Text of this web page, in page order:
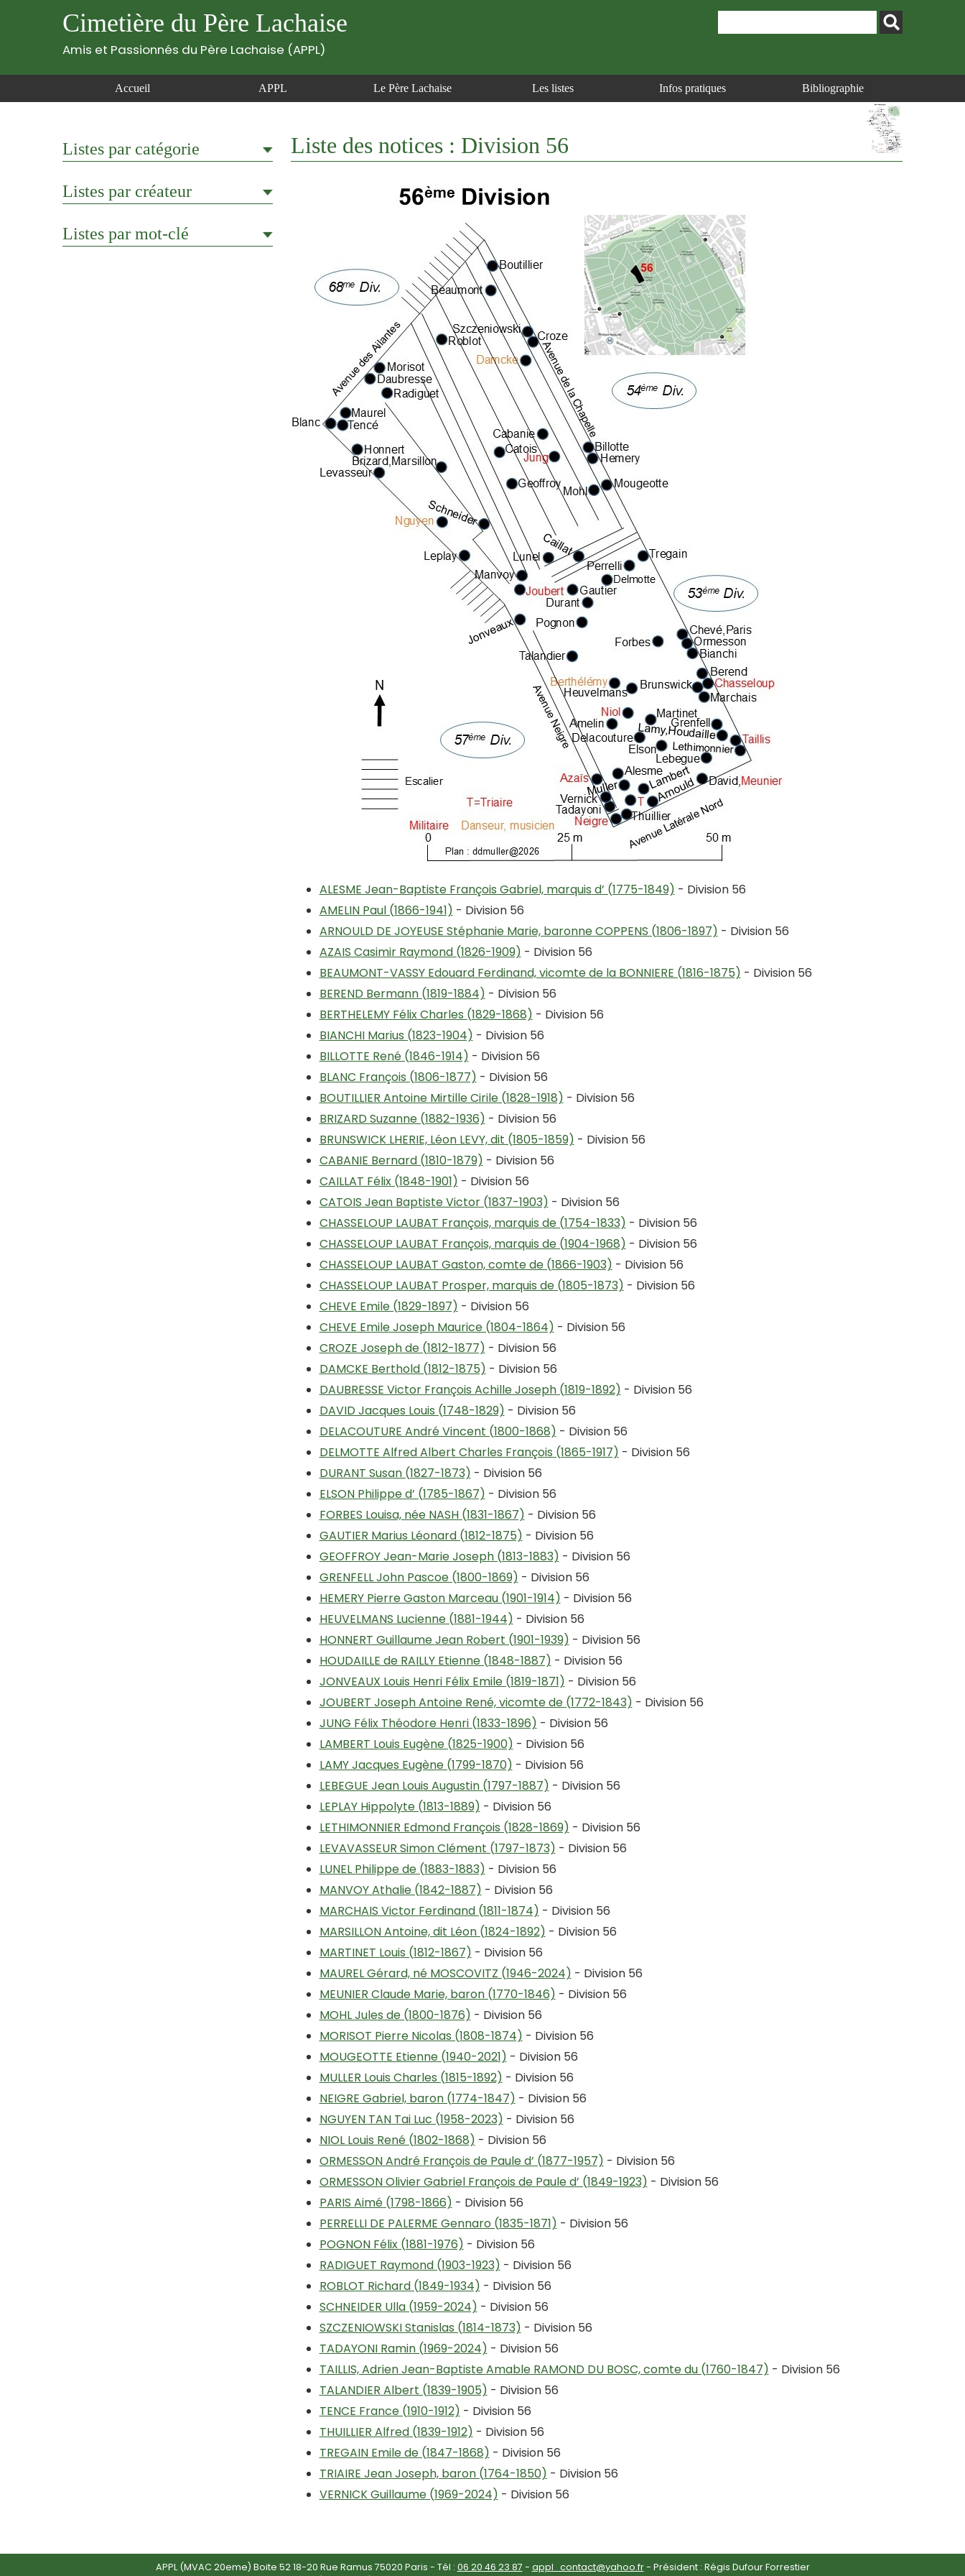
Cimetière du Père Lachaise
Amis et Passionnés du Père Lachaise (APPL)
Accueil APPL Le Père Lachaise Les listes Infos pratiques Bibliographie
Listes par catégorie
Listes par créateur
Listes par mot-clé
Liste des notices : Division 56
ALESME Jean-Baptiste François Gabriel, marquis d’ (1775-1849) - Division 56
AMELIN Paul (1866-1941) - Division 56
ARNOULD DE JOYEUSE Stéphanie Marie, baronne COPPENS (1806-1897) - Division 56
AZAIS Casimir Raymond (1826-1909) - Division 56
BEAUMONT-VASSY Edouard Ferdinand, vicomte de la BONNIERE (1816-1875) - Division 56
BEREND Bermann (1819-1884) - Division 56
BERTHELEMY Félix Charles (1829-1868) - Division 56
BIANCHI Marius (1823-1904) - Division 56
BILLOTTE René (1846-1914) - Division 56
BLANC François (1806-1877) - Division 56
BOUTILLIER Antoine Mirtille Cirile (1828-1918) - Division 56
BRIZARD Suzanne (1882-1936) - Division 56
BRUNSWICK LHERIE, Léon LEVY, dit (1805-1859) - Division 56
CABANIE Bernard (1810-1879) - Division 56
CAILLAT Félix (1848-1901) - Division 56
CATOIS Jean Baptiste Victor (1837-1903) - Division 56
CHASSELOUP LAUBAT François, marquis de (1754-1833) - Division 56
CHASSELOUP LAUBAT François, marquis de (1904-1968) - Division 56
CHASSELOUP LAUBAT Gaston, comte de (1866-1903) - Division 56
CHASSELOUP LAUBAT Prosper, marquis de (1805-1873) - Division 56
CHEVE Emile (1829-1897) - Division 56
CHEVE Emile Joseph Maurice (1804-1864) - Division 56
CROZE Joseph de (1812-1877) - Division 56
DAMCKE Berthold (1812-1875) - Division 56
DAUBRESSE Victor François Achille Joseph (1819-1892) - Division 56
DAVID Jacques Louis (1748-1829) - Division 56
DELACOUTURE André Vincent (1800-1868) - Division 56
DELMOTTE Alfred Albert Charles François (1865-1917) - Division 56
DURANT Susan (1827-1873) - Division 56
ELSON Philippe d’ (1785-1867) - Division 56
FORBES Louisa, née NASH (1831-1867) - Division 56
GAUTIER Marius Léonard (1812-1875) - Division 56
GEOFFROY Jean-Marie Joseph (1813-1883) - Division 56
GRENFELL John Pascoe (1800-1869) - Division 56
HEMERY Pierre Gaston Marceau (1901-1914) - Division 56
HEUVELMANS Lucienne (1881-1944) - Division 56
HONNERT Guillaume Jean Robert (1901-1939) - Division 56
HOUDAILLE de RAILLY Etienne (1848-1887) - Division 56
JONVEAUX Louis Henri Félix Emile (1819-1871) - Division 56
JOUBERT Joseph Antoine René, vicomte de (1772-1843) - Division 56
JUNG Félix Théodore Henri (1833-1896) - Division 56
LAMBERT Louis Eugène (1825-1900) - Division 56
LAMY Jacques Eugène (1799-1870) - Division 56
LEBEGUE Jean Louis Augustin (1797-1887) - Division 56
LEPLAY Hippolyte (1813-1889) - Division 56
LETHIMONNIER Edmond François (1828-1869) - Division 56
LEVAVASSEUR Simon Clément (1797-1873) - Division 56
LUNEL Philippe de (1883-1883) - Division 56
MANVOY Athalie (1842-1887) - Division 56
MARCHAIS Victor Ferdinand (1811-1874) - Division 56
MARSILLON Antoine, dit Léon (1824-1892) - Division 56
MARTINET Louis (1812-1867) - Division 56
MAUREL Gérard, né MOSCOVITZ (1946-2024) - Division 56
MEUNIER Claude Marie, baron (1770-1846) - Division 56
MOHL Jules de (1800-1876) - Division 56
MORISOT Pierre Nicolas (1808-1874) - Division 56
MOUGEOTTE Etienne (1940-2021) - Division 56
MULLER Louis Charles (1815-1892) - Division 56
NEIGRE Gabriel, baron (1774-1847) - Division 56
NGUYEN TAN Tai Luc (1958-2023) - Division 56
NIOL Louis René (1802-1868) - Division 56
ORMESSON André François de Paule d’ (1877-1957) - Division 56
ORMESSON Olivier Gabriel François de Paule d’ (1849-1923) - Division 56
PARIS Aimé (1798-1866) - Division 56
PERRELLI DE PALERME Gennaro (1835-1871) - Division 56
POGNON Félix (1881-1976) - Division 56
RADIGUET Raymond (1903-1923) - Division 56
ROBLOT Richard (1849-1934) - Division 56
SCHNEIDER Ulla (1959-2024) - Division 56
SZCZENIOWSKI Stanislas (1814-1873) - Division 56
TADAYONI Ramin (1969-2024) - Division 56
TAILLIS, Adrien Jean-Baptiste Amable RAMOND DU BOSC, comte du (1760-1847) - Division 56
TALANDIER Albert (1839-1905) - Division 56
TENCE France (1910-1912) - Division 56
THUILLIER Alfred (1839-1912) - Division 56
TREGAIN Emile de (1847-1868) - Division 56
TRIAIRE Jean Joseph, baron (1764-1850) - Division 56
VERNICK Guillaume (1969-2024) - Division 56
APPL (MVAC 20eme) Boite 52 18-20 Rue Ramus 75020 Paris - Tél : 06 20 46 23 87 - appl_contact@yahoo.fr- Président : Régis Dufour Forrestier